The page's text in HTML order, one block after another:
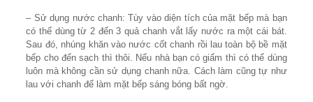
– Sử dụng nước chanh: Tùy vào diện tích của mặt bếp mà bạn
có thể dùng từ 2 đến 3 quả chanh vắt lấy nước ra một cái bát.
Sau đó, nhúng khăn vào nước cốt chanh rồi lau toàn bộ bề mặt
bếp cho đến sạch thì thôi. Nếu nhà bạn có giấm thì có thể dùng
luôn mà không cần sử dụng chanh nữa. Cách làm cũng tự như
lau với chanh để làm mặt bếp sáng bóng bất ngờ.